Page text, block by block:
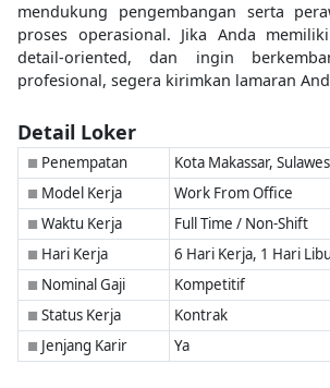
mendukung pengembangan serta
proses operasional. Jika Anda
detail-oriented, dan ingin
profesional, segera kirimkan lamaran
Detail Loker
■ Penempatan Kota Makassar,
■ Model Kerja Work From Office
■ Waktu Kerja Full Time / Non-Shift
■ Hari Kerja 6 Hari Kerja, 1 Hari
■ Nominal Gaji Kompetitif
■ Status Kerja Kontrak
■ Jenjang Karir Ya